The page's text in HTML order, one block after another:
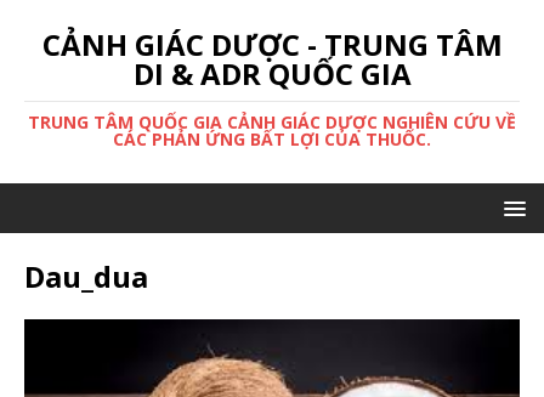
CẢNH GIÁC DƯỢC - TRUNG TÂM
DI & ADR QUỐC GIA
TRUNG TÂM QUỐC GIA CẢNH GIÁC DƯỢC NGHIÊN CỨU VỀ
CÁC PHẢN ỨNG BẤT LỢI CỦA THUỐC.
Dau_dua